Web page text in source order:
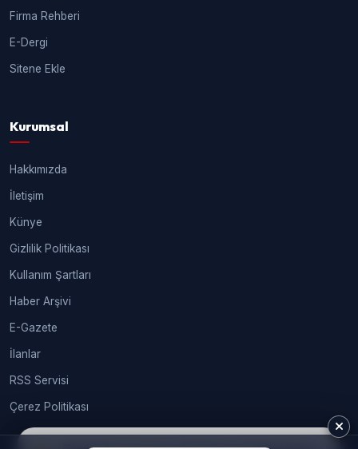
Firma Rehberi
E-Dergi
Sitene Ekle
Kurumsal
Hakkımızda
İletişim
Künye
Gizlilik Politikası
Kullanım Şartları
Haber Arşivi
E-Gazete
İlanlar
RSS Servisi
Çerez Politikası